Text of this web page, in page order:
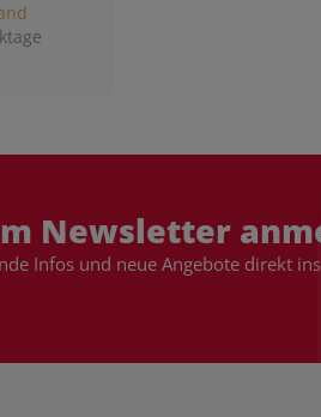
Newsletter
Infos und neue Angebote direkt